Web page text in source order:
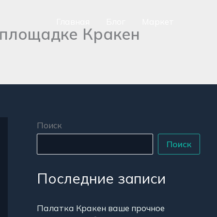
Кракен
Поиск
Поиск
Последние записи
Палатка Кракен ваше прочное